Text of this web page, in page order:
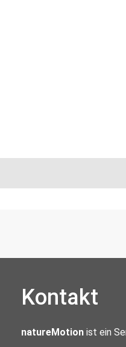
Kontakt
natureMotion ist ein